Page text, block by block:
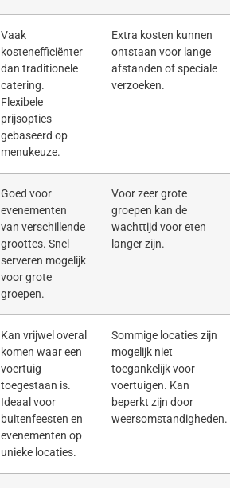
Vaak
kostenefficiënter
dan traditionele
catering.
Flexibele
prijsopties
gebaseerd op
menukeuze.
Extra kosten kunnen
ontstaan voor lange
afstanden of speciale
verzoeken.
Goed voor
evenementen
van verschillende
groottes. Snel
serveren mogelijk
voor grote
groepen.
Voor zeer grote
groepen kan de
wachttijd voor eten
langer zijn.
Kan vrijwel overal
komen waar een
voertuig
toegestaan is.
Ideaal voor
buitenfeesten en
evenementen op
unieke locaties.
Sommige locaties zijn
mogelijk niet
toegankelijk voor
voertuigen. Kan
beperkt zijn door
weersomstandigheden.